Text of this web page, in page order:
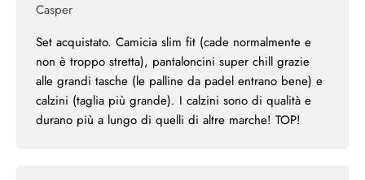
Casper
Set acquistato. Camicia slim fit (cade normalmente e
non è troppo stretta), pantaloncini super chill grazie
alle grandi tasche (le palline da padel entrano bene) e
calzini (taglia più grande). I calzini sono di qualità e
durano più a lungo di quelli di altre marche! TOP!